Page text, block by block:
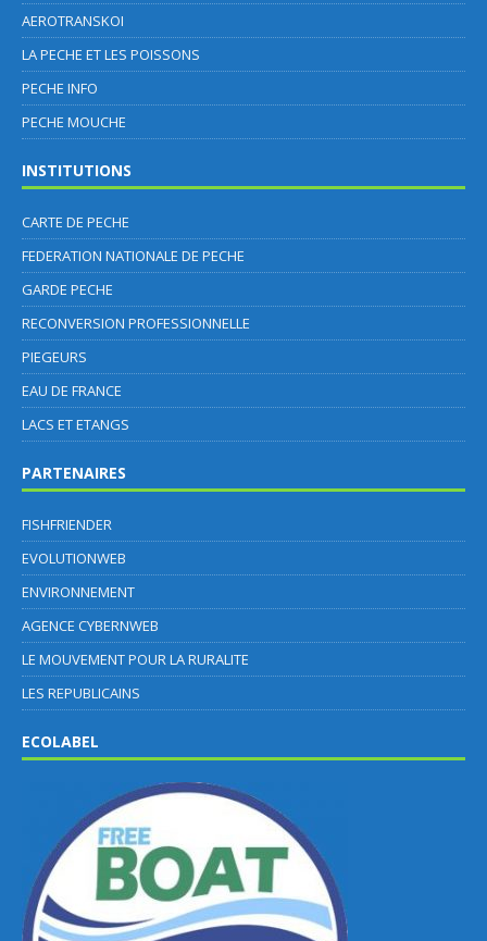
AEROTRANSKOI
LA PECHE ET LES POISSONS
PECHE INFO
PECHE MOUCHE
INSTITUTIONS
CARTE DE PECHE
FEDERATION NATIONALE DE PECHE
GARDE PECHE
RECONVERSION PROFESSIONNELLE
PIEGEURS
EAU DE FRANCE
LACS ET ETANGS
PARTENAIRES
FISHFRIENDER
EVOLUTIONWEB
ENVIRONNEMENT
AGENCE CYBERNWEB
LE MOUVEMENT POUR LA RURALITE
LES REPUBLICAINS
ECOLABEL